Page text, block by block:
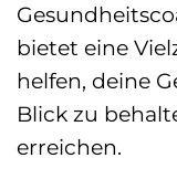
bietet eine
helfen, deine
Blick zu
erreichen.